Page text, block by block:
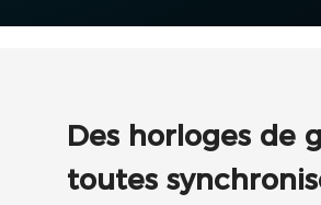
Des horloges de
toutes